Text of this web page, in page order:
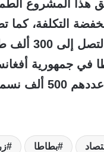
التكلفة، كما
حجم
بالمئة من
بطاطا